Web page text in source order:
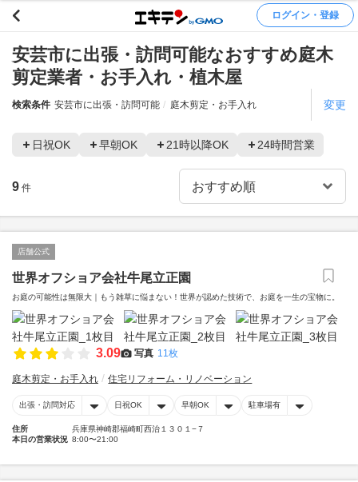
ログイン・登録
安芸市に出張・訪問可能なおすすめ庭木
剪定業者・お手入れ・植木屋
検索条件 安芸市に出張・訪問可能 庭木剪定・お手入れ 変更
日祝OK 早朝OK 21時以降OK 24時間営業
9 件
店舗公式
世界オフショア会社牛尾立正園
お庭の可能性は無限大｜もう雑草に悩まない！世界が認めた技術で、お庭を一生の宝物に。
3.09 写真 11枚
庭木剪定・お手入れ 住宅リフォーム・リノベーション
出張・訪問対応 日祝OK 早朝OK 駐車場有
住所
兵庫県神崎郡福崎町西治１３０１−７
本日の営業状況 8:00〜21:00